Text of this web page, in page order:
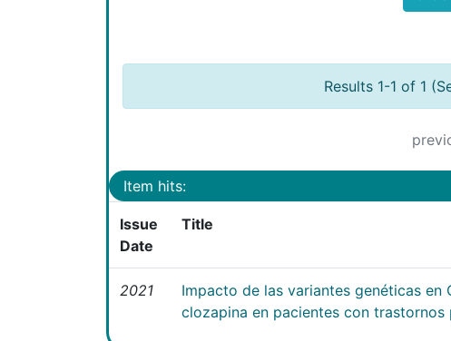
Results 1-1 of 1
Item hits:
Issue
Date
Title
2021
Impacto de las variantes genéticas
clozapina en pacientes con trastornos